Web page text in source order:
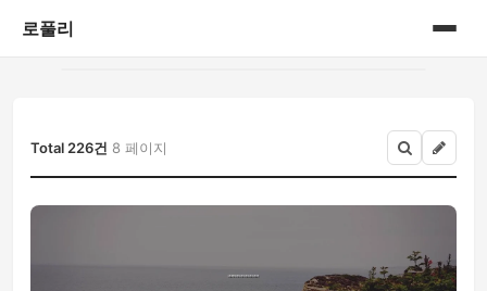
로풀리
게시판
Total 226건 8 페이지